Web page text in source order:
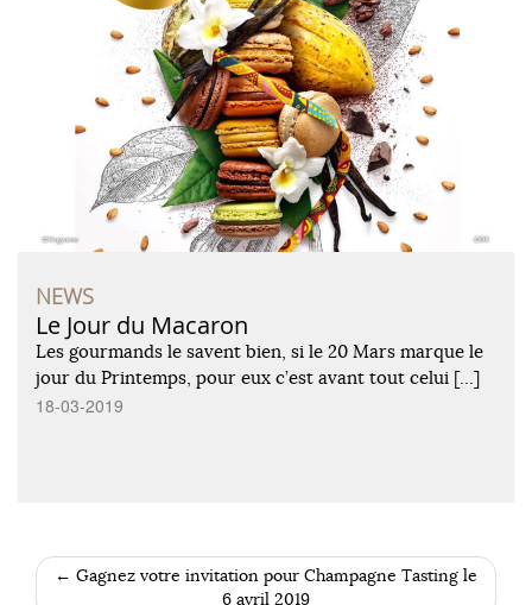
NEWS
Le Jour du Macaron
Les gourmands le savent bien, si le 20 Mars marque le
jour du Printemps, pour eux c’est avant tout celui […]
18-03-2019
← Gagnez votre invitation pour Champagne Tasting le
6 avril 2019